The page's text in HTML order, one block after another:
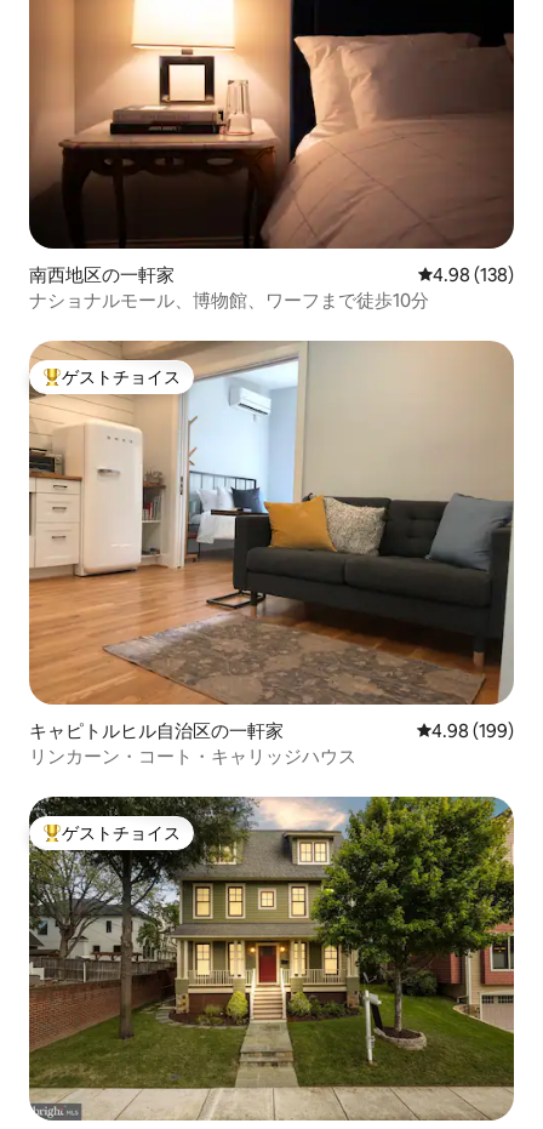
南西地区の一軒家 レビュー138
4.98 (138)
ナショナルモール、博物館、ワーフまで徒歩10分
大好評のゲストチョイスです。
ゲストチョイス
キャピトルヒル自治区の一軒家 レビュー199
4.98 (199)
リンカーン・コート・キャリッジハウス
大好評のゲストチョイスです。
ゲストチョイス